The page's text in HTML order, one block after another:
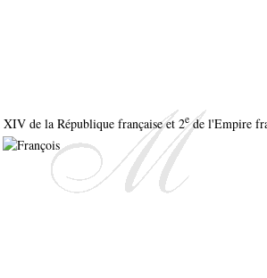
de la République française et 2ede l'Empire